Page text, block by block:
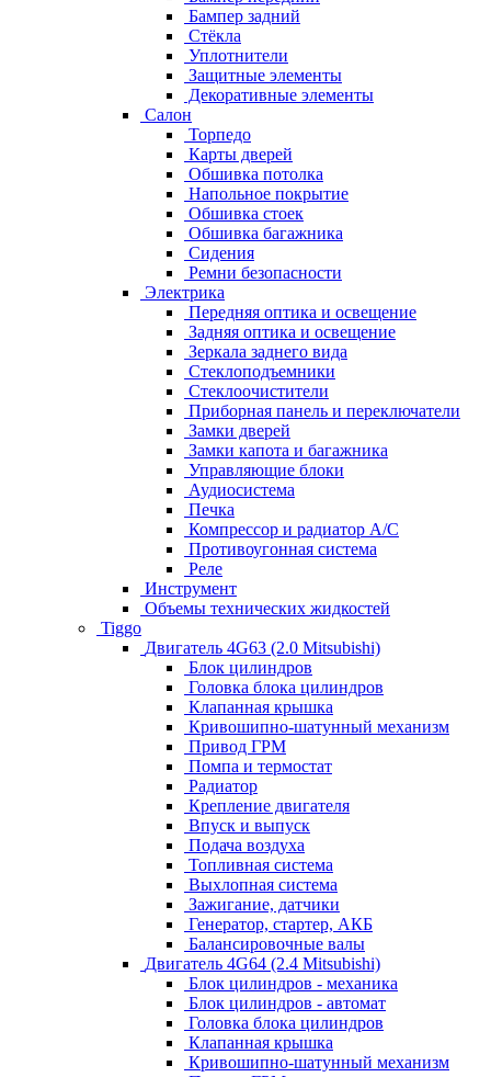
Бампер задний
Стёкла
Уплотнители
Защитные элементы
Декоративные элементы
Салон
Торпедо
Карты дверей
Обшивка потолка
Напольное покрытие
Обшивка стоек
Обшивка багажника
Сидения
Ремни безопасности
Электрика
Передняя оптика и освещение
Задняя оптика и освещение
Зеркала заднего вида
Стеклоподъемники
Стеклоочистители
Приборная панель и переключатели
Замки дверей
Замки капота и багажника
Управляющие блоки
Аудиосистема
Печка
Компрессор и радиатор А/C
Противоугонная система
Реле
Инструмент
Объемы технических жидкостей
Tiggo
Двигатель 4G63 (2.0 Mitsubishi)
Блок цилиндров
Головка блока цилиндров
Клапанная крышка
Кривошипно-шатунный механизм
Привод ГРМ
Помпа и термостат
Радиатор
Крепление двигателя
Впуск и выпуск
Подача воздуха
Топливная система
Выхлопная система
Зажигание, датчики
Генератор, стартер, АКБ
Балансировочные валы
Двигатель 4G64 (2.4 Mitsubishi)
Блок цилиндров - механика
Блок цилиндров - автомат
Головка блока цилиндров
Клапанная крышка
Кривошипно-шатунный механизм